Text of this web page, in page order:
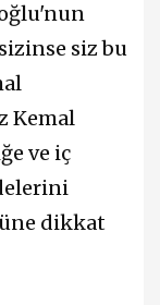
siz bu
Kemal
ve iç
dikkat